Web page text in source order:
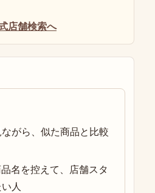
店舗検索へ
がら、似た商品と比較
名を控えて、店舗スタ
人